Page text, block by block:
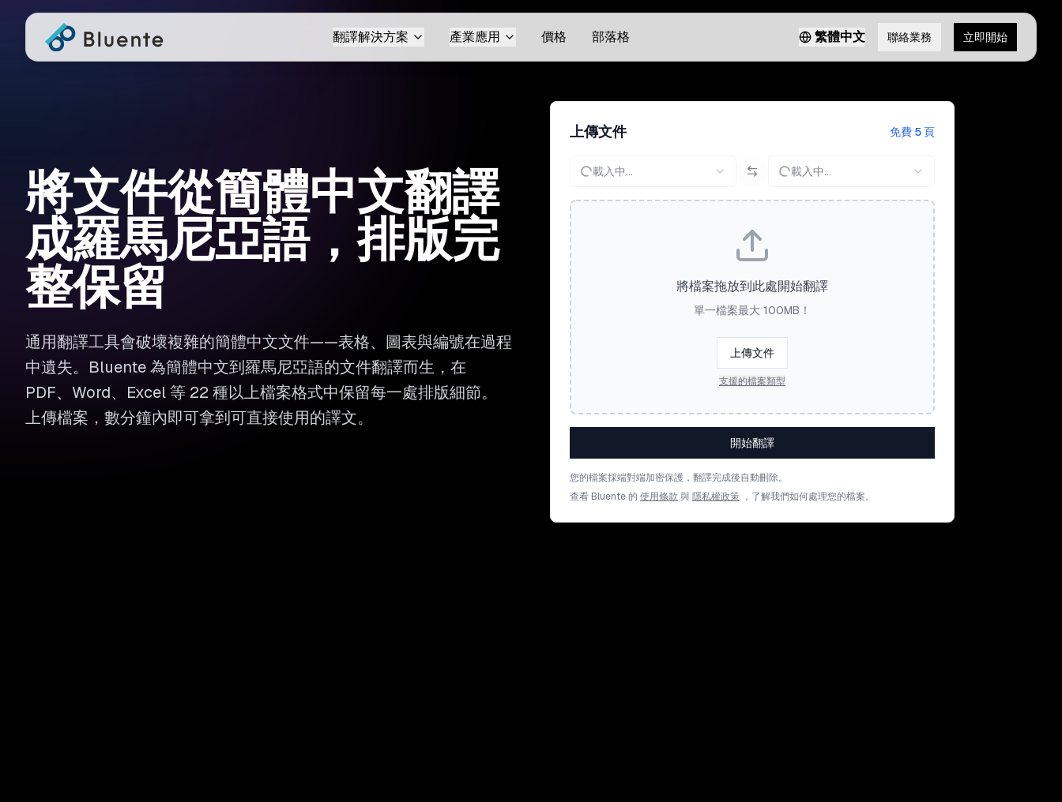
翻譯解決方案 產業應用 價格 部落格 繁體中文 聯絡業務 立即開始
將文件從簡體中文翻譯
成羅馬尼亞語，排版完
整保留
通用翻譯工具會破壞複雜的簡體中文文件——表格、圖表與編號在過程
中遺失。Bluente 為簡體中文到羅馬尼亞語的文件翻譯而生，在
PDF、Word、Excel 等 22 種以上檔案格式中保留每一處排版細節。
上傳檔案，數分鐘內即可拿到可直接使用的譯文。
上傳文件 免費 5 頁
載入中... 載入中...
將檔案拖放到此處開始翻譯
單一檔案最大 100MB！
上傳文件
支援的檔案類型
開始翻譯
您的檔案採端對端加密保護，翻譯完成後自動刪除。
查看 Bluente 的 使用條款 與 隱私權政策 ，了解我們如何處理您的檔案。